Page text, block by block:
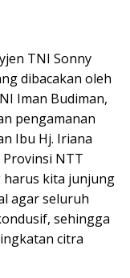
TNI Sonny
dibacakan oleh
Iman Budiman,
pengamanan
Ibu Hj. Iriana
Provinsi NTT
harus kita junjung
agar seluruh
sehingga
citra